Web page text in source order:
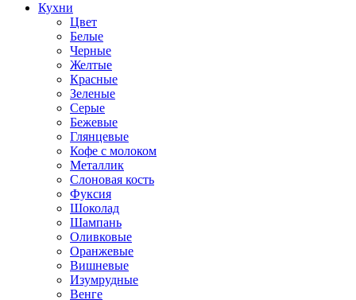
Кухни
Цвет
Белые
Черные
Желтые
Красные
Зеленые
Серые
Бежевые
Глянцевые
Кофе с молоком
Металлик
Слоновая кость
Фуксия
Шоколад
Шампань
Оливковые
Оранжевые
Вишневые
Изумрудные
Венге